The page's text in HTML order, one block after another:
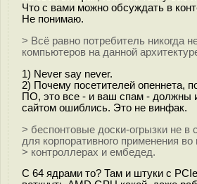
Что с вами можно обсуждать в
Не понимаю.
> Всё равно потребитель никогда
компьютеров на данной
1) Never say never.
2) Почему посетителей опеннета,
ПО, это все - и ваш спам - должны
сайтом ошиблись. Это не винфак.
> беспонтовые доски-огрызки не
для корпоративного применения во
> контроллерах и ембедед.
С 64 ядрами то? Там и штуки с